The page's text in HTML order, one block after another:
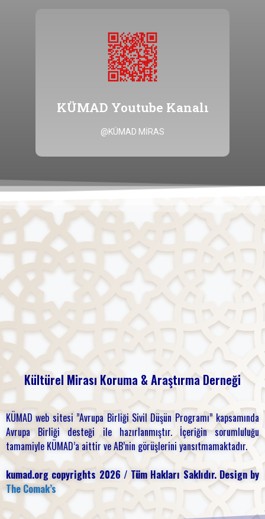
KÜMAD Youtube Kanalı
@KÜMAD MİRAS
KÜMAD Youtube Kanalı
Tıklayınız
Kültürel Mirası Koruma & AraştırmaDerneği
KÜMAD web sitesi ”Avrupa Birliği Sivil Düşün Programı” kapsamında
Avrupa Birliği desteği ile hazırlanmıştır. İçeriğin sorumluluğu
tamamiyle KÜMAD’a aittir ve AB’nin görüşlerini yansıtmamaktadır.
kumad.org copyrights 2026 / Tüm Hakları Saklıdır. Design by
The Comak’s